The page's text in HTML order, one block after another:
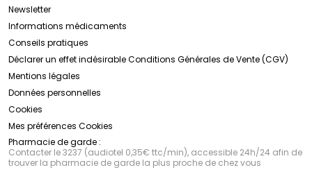
Newsletter
Informations médicaments
Conseils pratiques
Déclarer un effet indésirableConditions Générales de Vente (CGV)
Mentions légales
Données personnelles
Cookies
Mes préférences Cookies
Pharmacie de garde :
Contacter le 3237 (audiotel 0,35€ ttc/min), accessible 24h/24 afin de
trouver la pharmacie de garde la plus proche de chez vous